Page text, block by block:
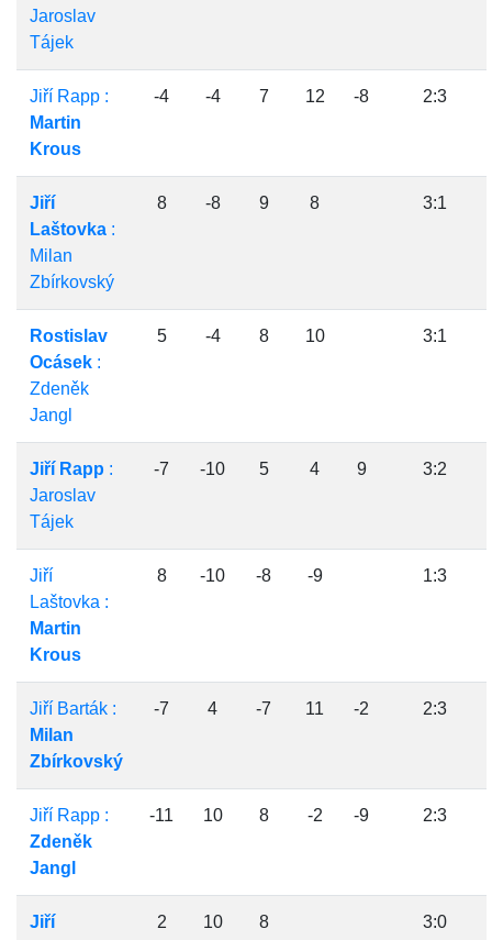
Jaroslav
Tájek
Jiří Rapp :
Martin
Krous
-4 -4 7 12 -8 2:3
Jiří
Laštovka :
Milan
Zbírkovský
8 -8 9 8 3:1
Rostislav
Ocásek :
Zdeněk
Jangl
5 -4 8 10 3:1
Jiří Rapp :
Jaroslav
Tájek
-7 -10 5 4 9 3:2
Jiří
Laštovka :
Martin
Krous
8 -10 -8 -9 1:3
Jiří Barták :
Milan
Zbírkovský
-7 4 -7 11 -2 2:3
Jiří Rapp :
Zdeněk
Jangl
-11 10 8 -2 -9 2:3
Jiří
2 10 8 3:0